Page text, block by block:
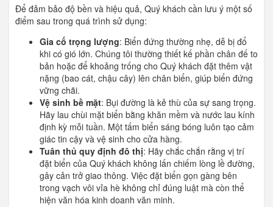
Để đảm bảo độ bền và hiệu quả, Quý khách cần lưu ý một số
điểm sau trong quá trình sử dụng:
Gia cố trọng lượng: Biển đứng thường nhẹ, dễ bị đổ
khi có gió lớn. Chúng tôi thường thiết kế phần chân đế to
bản hoặc để khoảng trống cho Quý khách đặt thêm vật
nặng (bao cát, chậu cây) lên chân biển, giúp biển đứng
vững chãi.
Vệ sinh bề mặt: Bụi đường là kẻ thù của sự sang trọng.
Hãy lau chùi mặt biển bằng khăn mềm và nước lau kính
định kỳ mỗi tuần. Một tấm biển sáng bóng luôn tạo cảm
giác tin cậy và vệ sinh cho cửa hàng.
Tuân thủ quy định đô thị: Hãy chắc chắn rằng vị trí
đặt biển của Quý khách không lấn chiếm lòng lề đường,
gây cản trở giao thông. Việc đặt biển gọn gàng bên
trong vạch vôi vỉa hè không chỉ đúng luật mà còn thể
hiện văn hóa kinh doanh văn minh.